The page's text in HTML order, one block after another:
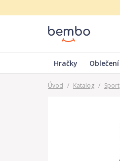
Hračky Oblečení
Úvod / Katalog / Sport